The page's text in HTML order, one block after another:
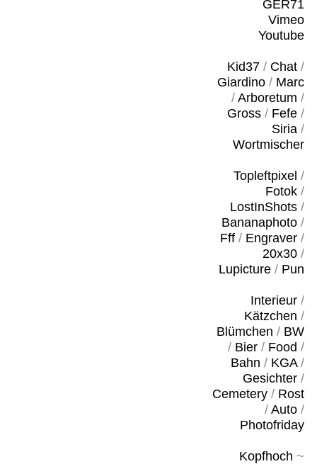
GER71
Vimeo
Youtube
Kid37/ Chat/
Giardino/ Marc
/ Arboretum /
Gross/ Fefe/
Siria/
Wortmischer
Topleftpixel /
Fotok/
LostInShots/
Bananaphoto/
Fff/ Engraver/
20x30/
Lupicture/ Pun
Interieur/
Kätzchen /
Blümchen / BW
/ Bier/ Food /
Bahn / KGA/
Gesichter/
Cemetery/ Rost
/ Auto/
Photofriday
Kopfhoch ~